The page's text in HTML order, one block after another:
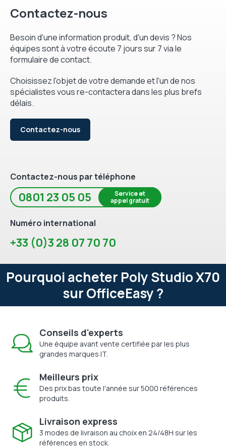
Contactez-nous
Besoin d'une information produit, d'un devis ? Nos
équipes sont à votre écoute 7 jours sur 7 via le
formulaire de contact.
Choisissez l'objet de votre demande et l'un de nos
spécialistes vous re-contactera dans les plus brefs
délais.
Contactez-nous
Contactez-nous par téléphone
0801 23 05 05
Service et
appel gratuit
Numéro international
+33 (0)3 28 07 70 70
Pourquoi acheter Poly Studio X70
sur OfficeEasy ?
Conseils d'experts
Une équipe avant vente certifiée par les plus
grandes marques IT.
Meilleurs prix
Des prix bas toute l'année sur 5000 références
produits.
Livraison express
3 modes de livraison au choix en 24/48H sur les
références en stock.